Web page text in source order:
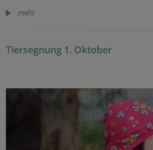
mehr
Tiersegnung 1. Oktober